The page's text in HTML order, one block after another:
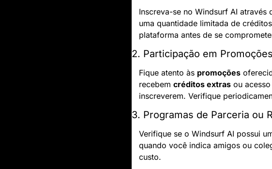
Inscreva-se no Windsurf AI através
uma quantidade limitada de
plataforma antes de se
2. Participação em Promoções
Fique atento às promoções
recebem créditos extras ou
inscreverem. Verifique
3. Programas de Parceria ou
Verifique se o Windsurf AI possui
quando você indica amigos ou
custo.